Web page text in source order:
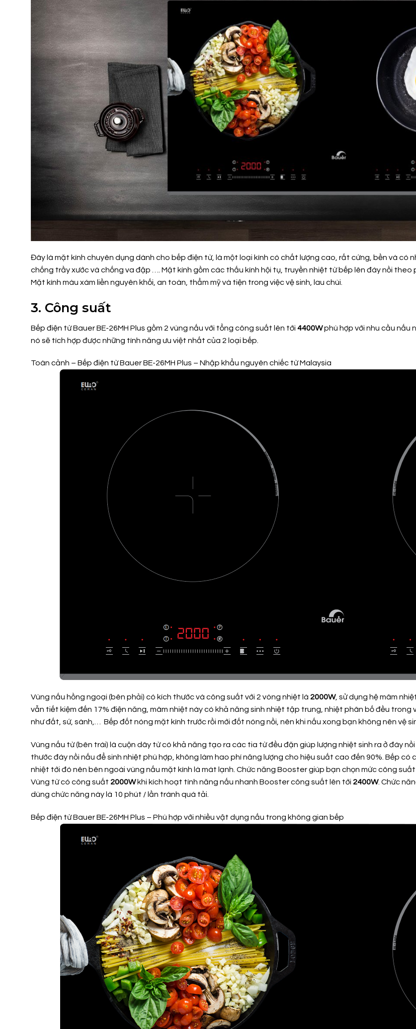
Đây là mặt kính chuyên dụng dành cho bếp điện từ, là một loại kính có chất lượng cao, rất cứng, bền và có
chống trầy xước và chống va đập …. Mặt kính gồm các thấu kính hội tụ, truyền nhiệt từ bếp lên đáy nồi
Mặt kính màu xám liền nguyên khối, an toàn, thẩm mỹ và tiện trong việc vệ sinh, lau chùi.
3. Công suất
Bếp điện từ Bauer BE-26MH Plus gồm 2 vùng nấu với tổng công suất lên tới 4400Wphù hợp với nhu cầu nấu
nó sẽ tích hợp được những tính năng ưu việt nhất của 2 loại bếp.
Toàn cảnh – Bếp điện từ Bauer BE-26MH Plus – Nhập khẩu nguyên chiếc từ Malaysia
Vùng nấu hồng ngoại (bên phải) có kích thước và công suất với 2 vòng nhiệt là 2000W, sử dụng hệ mâm
vẫn tiết kiệm đến 17% điện năng, mâm nhiệt này có khả năng sinh nhiệt tập trung, nhiệt phân bố đều trong
như đất, sứ, sành,… Bếp đốt nóng mặt kính trước rồi mới đốt nóng nồi, nên khi nấu xong bạn không nên vệ
Vùng nấu từ (bên trái) là cuộn dây từ có khả năng tạo ra các tia từ đều đặn giúp lượng nhiệt sinh ra ở đáy
thước đáy nồi nấu để sinh nhiệt phù hợp, không làm hao phí năng lượng cho hiệu suất cao đến 90%. Bếp
nhiệt tới đó nên bên ngoài vùng nấu mặt kính là mát lạnh. Chức năng Booster giúp bạn chọn mức công
Vùng từ có công suất 2000Wkhi kích hoạt tính năng nấu nhanh Booster công suất lên tới 2400W. Chức
dùng chức năng này là 10 phút / lần tránh quá tải.
Bếp điện từ Bauer BE-26MH Plus – Phù hợp với nhiều vật dụng nấu trong không gian bếp